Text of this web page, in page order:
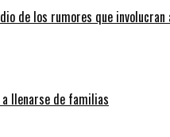
de los rumores que involucran
a llenarse de familias